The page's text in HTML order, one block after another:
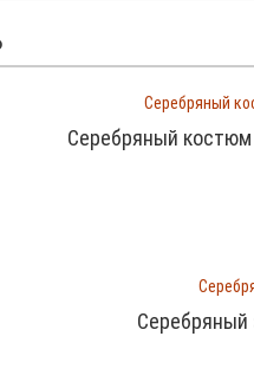
Серебряный
Серебряный